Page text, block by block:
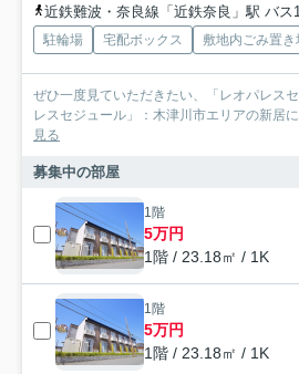
近鉄難波・奈良線「近鉄奈良」駅 バス17分 奈良
駐輪場 宅配ボックス 敷地内ごみ置き
ぜひ一度見ていただきたい、「レオパレス
レスセジュール」：木津川市エリアの新居
見る
募集中の部屋
1階
5万円
1階 / 23.18㎡ / 1K
1階
5万円
1階 / 23.18㎡ / 1K